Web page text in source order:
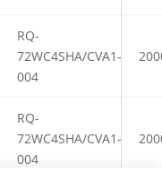
RQ-
72WC4SHA/CVA1-
004
RQ-
72WC4SHA/CVA1-
004